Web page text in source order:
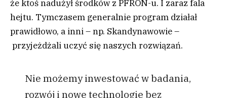
że ktoś nadużył środków z PFRON-u. I zaraz fala
hejtu. Tymczasem generalnie program działał
prawidłowo, a inni – np. Skandynawowie –
przyjeżdżali uczyć się naszych rozwiązań.
Nie możemy inwestować w badania,
rozwój i nowe technologie bez